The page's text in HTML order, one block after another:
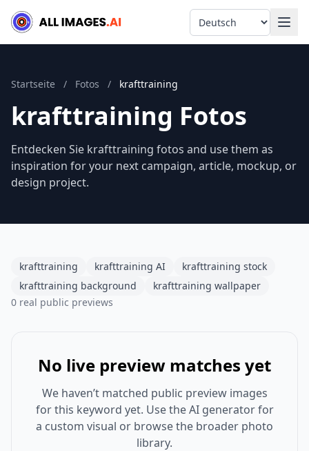
Language
Startseite / Fotos / krafttraining
krafttraining Fotos
Entdecken Sie krafttraining fotos and use them as
inspiration for your next campaign, article, mockup, or
design project.
krafttraining krafttraining AI
krafttraining stock
krafttraining background
krafttraining wallpaper
0 real public previews
No live preview matches yet
We haven’t matched public preview images
for this keyword yet. Use the AI generator for
a custom visual or browse the broader photo
library.